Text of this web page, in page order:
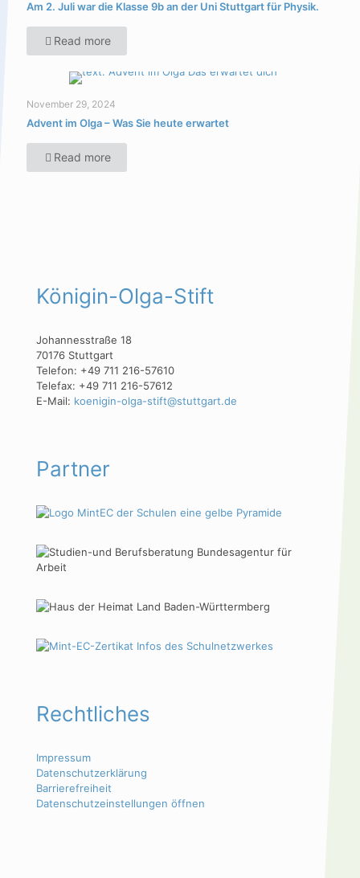
Am 2. Juli war die Klasse 9b an der Uni Stuttgart für Physik.
Read more
November 29, 2024
Advent im Olga – Was Sie heute erwartet
Read more
Königin-Olga-Stift
Johannesstraße 18
70176 Stuttgart
Telefon: +49 711 216-57610
Telefax: +49 711 216-57612
E-Mail: koenigin-olga-stift@stuttgart.de
Partner
Rechtliches
Impressum
Datenschutzerklärung
Barrierefreiheit
Datenschutzeinstellungen öffnen